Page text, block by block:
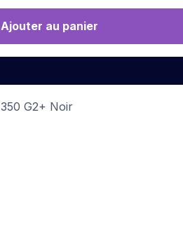
Ajouter au panier